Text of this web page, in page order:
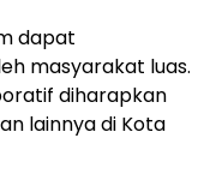
dapat
masyarakat luas.
diharapkan
lainnya di Kota